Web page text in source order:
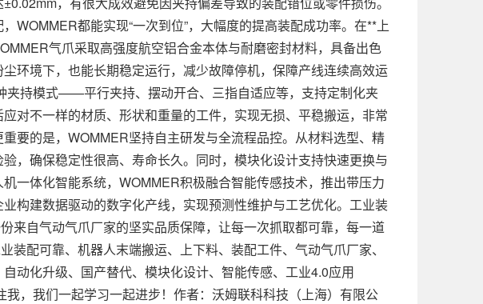
WOMMER都能实现“一次到位”，大幅度的提高装配成功率。在**上
气爪采取高强度航空铝合金本体与耐磨密封材料，具备出色
环境下，也能长期稳定运行，减少故障停机，保障产线连续高效运
夹持模式——平行夹持、摆动开合、三指自适应等，支持定制化夹
对不一样的材质、形状和重量的工件，实现无损、平稳搬运，非常
要的是，WOMMER坚持自主研发与全流程品控。从材料选型、精
，确保稳定性很高、寿命长久。同时，模块化设计支持快速更换与
一体化智能系统，WOMMER积极融合智能传感技术，推出带压力
构建数据驱动的数字化产线，实现预测性维护与工艺优化。工业装
来自气动气爪厂家的坚实品质保障，让每一次抓取都可靠，每一道
配可靠、机器人末端搬运、上下料、装配工件、气动气爪厂家、
动化升级、国产替代、模块化设计、智能传感、工业4.0应用
，我们一起学习一起进步！作者：沃姆联科科技（上海）有限公